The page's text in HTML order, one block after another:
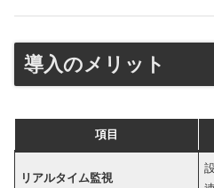
導入のメリット
項目
リアルタイム監視